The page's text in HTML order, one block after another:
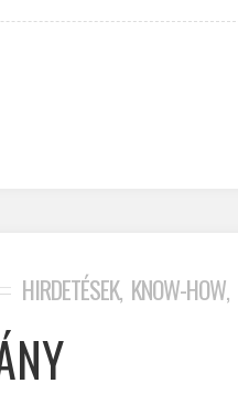
HIRDETÉSEK, KNOW-HOW,